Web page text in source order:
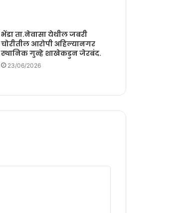
भेंडा ता.नेवासा येथील जबरी
चोरीतील आरोपी अहिल्यानगर
स्थानिक गुन्हे शाखेकडुन जेरबंद.
23/06/2026